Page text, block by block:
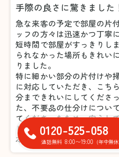
手際の良さに驚きました
急な来客の予定で部屋の片
ッフの方々は迅速かつ丁寧
短時間で部屋がすっきりし
られなかった場所もきれい
りました。
特に細かい部分の片付けや
に対応していただき、こち
分まできれいにしてくださ
た、不要品の仕分けについ
てくださったため、安心し
した。おかげで気持ちよく
本当に感謝しています。
0120-525-058
通話無料 8:00〜19:00 (年中無